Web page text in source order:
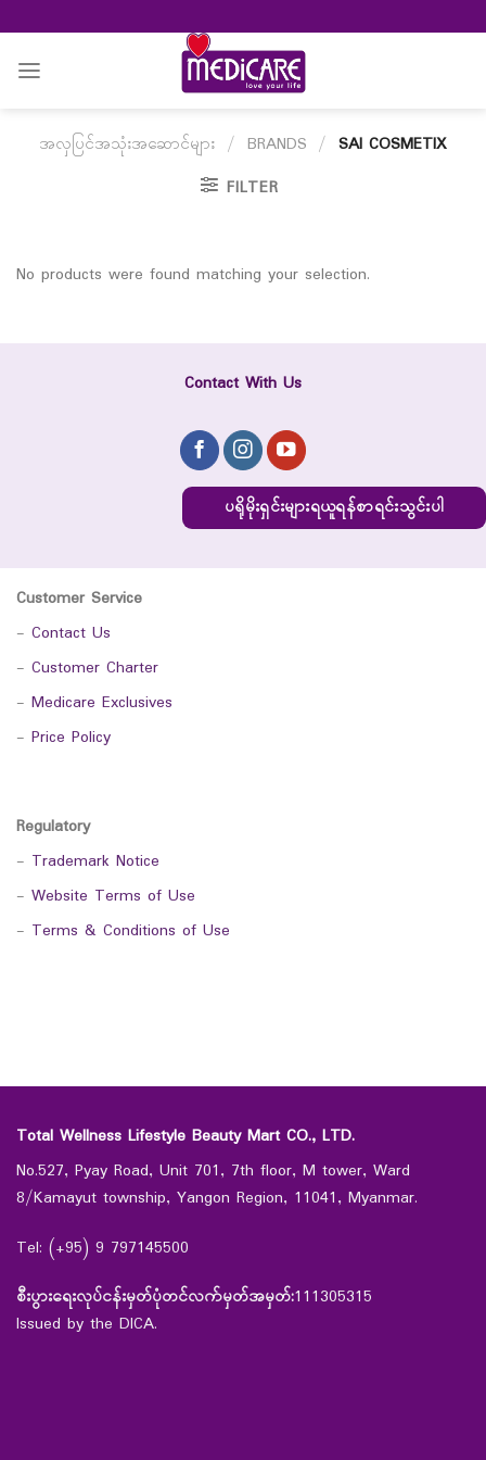
to
content
အလှပြင်အသုံးအဆောင်များ / BRANDS / SAI COSMETIX
FILTER
No products were found matching your selection.
Contact With Us
ပရိုမိုးရှင်းများရယူရန်စာရင်းသွင်းပါ
Customer Service
- Contact Us
- Customer Charter
- Medicare Exclusives
- Price Policy
Regulatory
- Trademark Notice
- Website Terms of Use
- Terms & Conditions of Use
Total Wellness Lifestyle Beauty Mart CO., LTD.
No.527, Pyay Road, Unit 701, 7th floor, M tower, Ward
8/Kamayut township, Yangon Region, 11041, Myanmar.
Tel: (+95) 9 797145500
စီးပွားရေးလုပ်ငန်းမှတ်ပုံတင်လက်မှတ်အမှတ်:111305315
Issued by the DICA.